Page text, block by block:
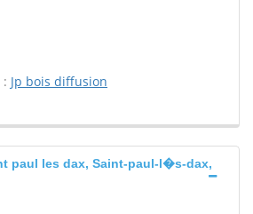
Jp bois diffusion
paul les dax, Saint-paul-l�s-dax,